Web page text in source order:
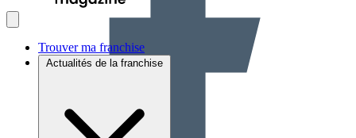
Trouver ma franchise
Actualités de la franchise